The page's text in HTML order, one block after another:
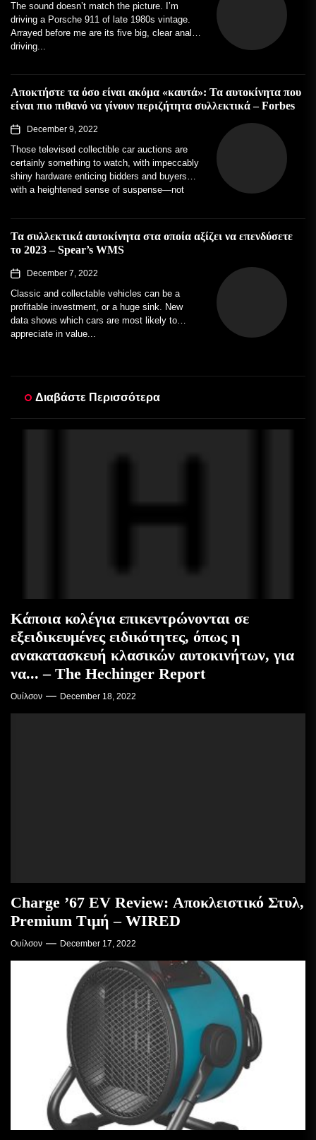
The sound doesn’t match the picture. I’m
driving a Porsche 911 of late 1980s vintage.
Arrayed before me are its five big, clear analog
driving...
Αποκτήστε τα όσο είναι ακόμα «καυτά»: Τα αυτοκίνητα που
είναι πιο πιθανό να γίνουν περιζήτητα συλλεκτικά – Forbes
December 9, 2022
Those televised collectible car auctions are
certainly something to watch, with impeccably
shiny hardware enticing bidders and buyers
with a heightened sense of suspense—not
Τα συλλεκτικά αυτοκίνητα στα οποία αξίζει να επενδύσετε
το 2023 – Spear’s WMS
December 7, 2022
Classic and collectable vehicles can be a
profitable investment, or a huge sink. New
data shows which cars are most likely to
appreciate in value...
Διαβάστε Περισσότερα
Κάποια κολέγια επικεντρώνονται σε
εξειδικευμένες ειδικότητες, όπως η
ανακατασκευή κλασικών αυτοκινήτων, για
να... – The Hechinger Report
Ουίλσον December 18, 2022
Charge ’67 EV Review: Αποκλειστικό Στυλ,
Premium Τιμή – WIRED
Ουίλσον December 17, 2022